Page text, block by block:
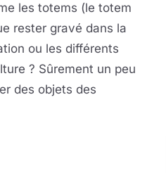
les totems (le totem
rester gravé dans la
ou les différents
? Sûrement un peu
des objets des